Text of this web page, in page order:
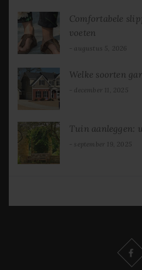
Comfortabele
voeten
augustus 5, 2026
Welke soorten
december 11, 2025
Tuin aanleggen:
september 19, 2025